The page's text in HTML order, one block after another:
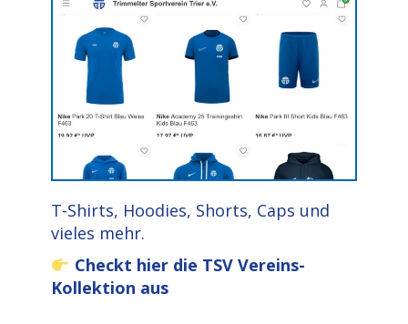
T-Shirts, Hoodies, Shorts, Caps und
vieles mehr.
Checkt hier die TSV Vereins-
Kollektion aus